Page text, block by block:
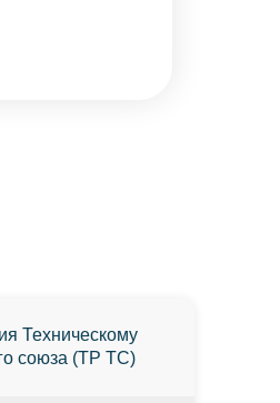
Техническому
союза (ТР ТС)